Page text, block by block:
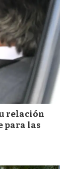
relación
para las